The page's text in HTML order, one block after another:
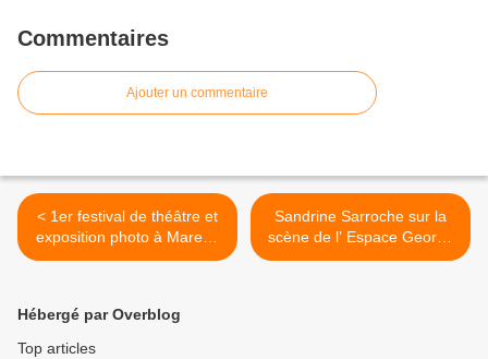
Commentaires
Ajouter un commentaire
< 1er festival de théâtre et
exposition photo à Mareau
aux Prés - 24 au 26
Sandrine Sarroche sur la
scène de l’ Espace George
Sand de Chécy le jeudi 23
Hébergé par Overblog
Top articles